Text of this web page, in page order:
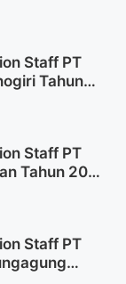
Staff PT
Tahun
Staff PT
Tahun 2025
Staff PT